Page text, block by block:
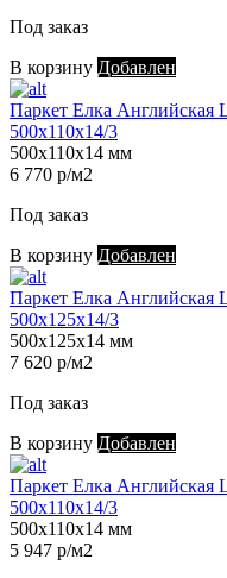
Под заказ
В корзину Добавлен
Паркет Елка Английская
500х110х14/3
500х110х14 мм
6 770 р/м2
Под заказ
В корзину Добавлен
Паркет Елка Английская
500х125х14/3
500х125х14 мм
7 620 р/м2
Под заказ
В корзину Добавлен
Паркет Елка Английская
500х110х14/3
500х110х14 мм
5 947 р/м2